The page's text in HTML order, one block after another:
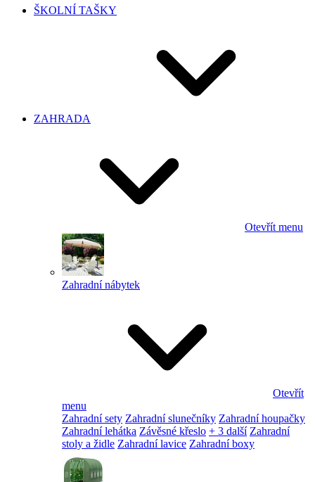
ŠKOLNÍ TAŠKY
ZAHRADA
Otevřít menu
Zahradní nábytek
Otevřít
menu
Zahradní sety Zahradní slunečníky Zahradní houpačky
Zahradní lehátka Závěsné křeslo + 3 další Zahradní
stoly a židle Zahradní lavice Zahradní boxy